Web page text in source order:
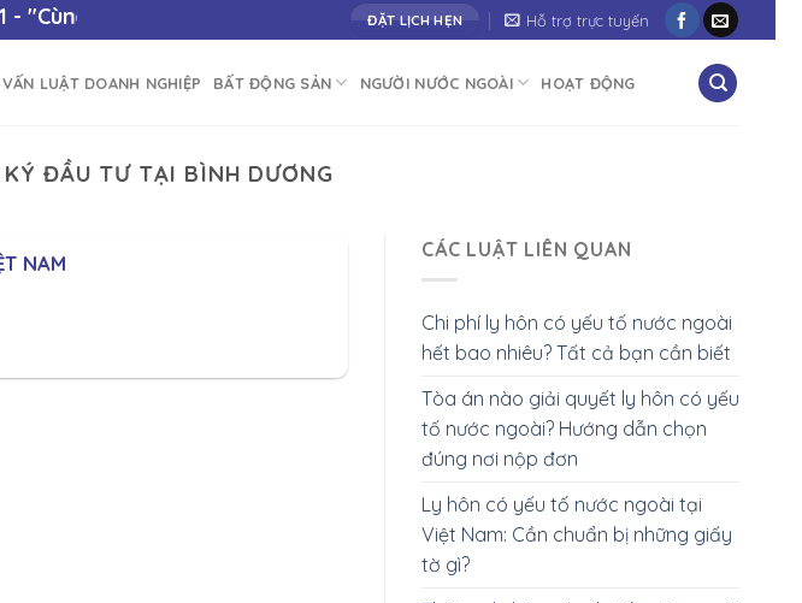
bạn vươn tới thành công" ĐẶT LỊCH HẸN Hỗ trợ trực tuyến
LUẬT DOANH NGHIỆP BẤT ĐỘNG SẢN NGƯỜI NƯỚC NGOÀI HOẠT ĐỘNG
ĐẦU TƯ TẠI BÌNH DƯƠNG
NAM
CÁC LUẬT LIÊN QUAN
Chi phí ly hôn có yếu tố nước ngoài
hết bao nhiêu? Tất cả bạn cần biết
Tòa án nào giải quyết ly hôn có yếu
tố nước ngoài? Hướng dẫn chọn
đúng nơi nộp đơn
Ly hôn có yếu tố nước ngoài tại
Việt Nam: Cần chuẩn bị những giấy
tờ gì?